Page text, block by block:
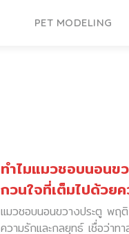
PET MODELING
อิตาลีประกาศให้สิท
สัตว์เลี้ยง” ที่ป่วยได้
กลายเป็นข่าวดีที่สร้างกระแส
ปกครองสัตว์เลี้ยง เมื่อประเ